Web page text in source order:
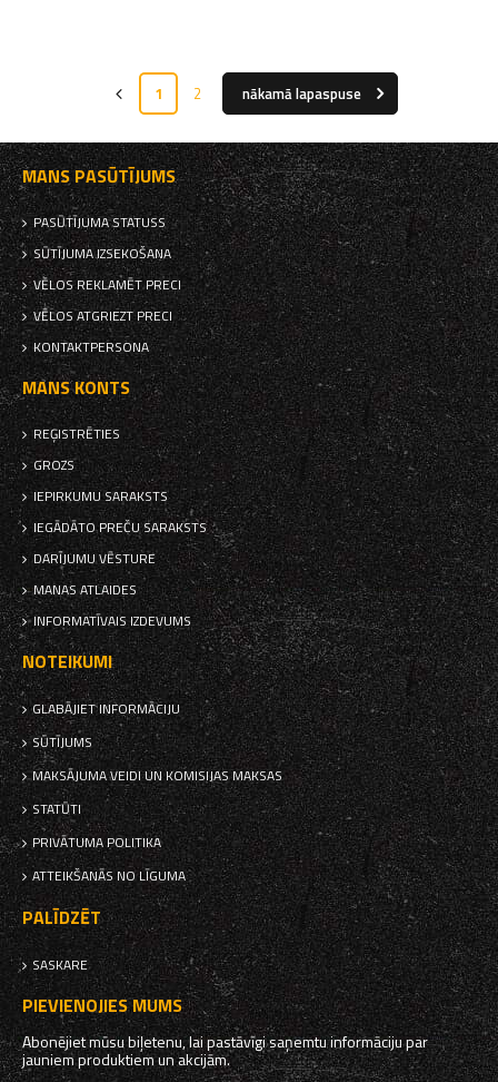
1 2 nākamā lapaspuse
MANS PASŪTĪJUMS
PASŪTĪJUMA STATUSS
SŪTĪJUMA IZSEKOŠANA
VĒLOS REKLAMĒT PRECI
VĒLOS ATGRIEZT PRECI
KONTAKTPERSONA
MANS KONTS
REĢISTRĒTIES
GROZS
IEPIRKUMU SARAKSTS
IEGĀDĀTO PREČU SARAKSTS
DARĪJUMU VĒSTURE
MANAS ATLAIDES
INFORMATĪVAIS IZDEVUMS
NOTEIKUMI
GLABĀJIET INFORMĀCIJU
SŪTĪJUMS
MAKSĀJUMA VEIDI UN KOMISIJAS MAKSAS
STATŪTI
PRIVĀTUMA POLITIKA
ATTEIKŠANĀS NO LĪGUMA
PALĪDZĒT
SASKARE
PIEVIENOJIES MUMS
Abonējiet mūsu biļetenu, lai pastāvīgi saņemtu informāciju par
jauniem produktiem un akcijām.